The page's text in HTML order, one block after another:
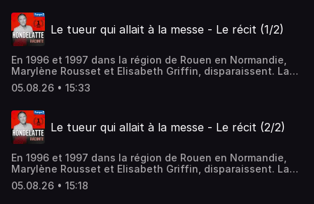
d'informations.
Le tueur qui allait à la messe - Le récit (1/2)
En 1996 et 1997 dans la région de Rouen en Normandie,
Marylène Rousset et Elisabeth Griffin, disparaissent. La
dernière avait, le jour de sa disparition, rendez-vous avec
un certain Fred à 10h…Hébergé par Audiomeans. Visitez
d'informations.
05.08.26 • 15:33
Le tueur qui allait à la messe - Le récit (2/2)
En 1996 et 1997 dans la région de Rouen en Normandie,
Marylène Rousset et Elisabeth Griffin, disparaissent. La
dernière avait, le jour de sa disparition, rendez-vous avec
un certain Fred à 10h…Hébergé par Audiomeans. Visitez
05.08.26 • 15:18